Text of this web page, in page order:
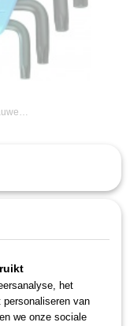
het
van
we onze sociale